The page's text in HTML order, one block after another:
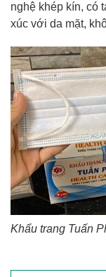
nghệ khép kín, có
xúc với da mặt,
Khẩu trang Tuấn